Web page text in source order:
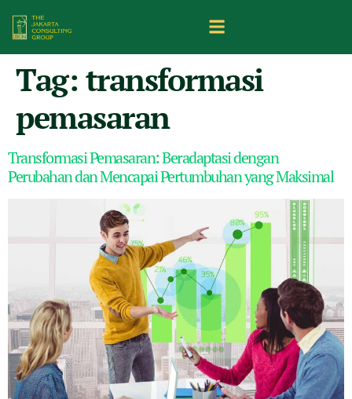
Tag: transformasi
pemasaran
Transformasi Pemasaran: Beradaptasi dengan
Perubahan dan Mencapai Pertumbuhan yang Maksimal